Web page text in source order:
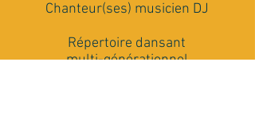
Chanteur(ses) musicien DJ
Répertoire dansant
multi-générationnel